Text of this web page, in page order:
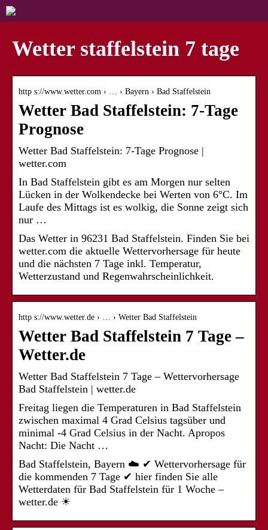
Wetter staffelstein 7 tage
http s://www.wetter.com › … › Bayern › Bad Staffelstein
Wetter Bad Staffelstein: 7-Tage
Prognose
Wetter Bad Staffelstein: 7-Tage Prognose |
wetter.com
In Bad Staffelstein gibt es am Morgen nur selten
Lücken in der Wolkendecke bei Werten von 6°C. Im
Laufe des Mittags ist es wolkig, die Sonne zeigt sich
nur …
Das Wetter in 96231 Bad Staffelstein. Finden Sie bei
wetter.com die aktuelle Wettervorhersage für heute
und die nächsten 7 Tage inkl. Temperatur,
Wetterzustand und Regenwahrscheinlichkeit.
http s://www.wetter.de › … › Wetter Bad Staffelstein
Wetter Bad Staffelstein 7 Tage –
Wetter.de
Wetter Bad Staffelstein 7 Tage – Wettervorhersage
Bad Staffelstein | wetter.de
Freitag liegen die Temperaturen in Bad Staffelstein
zwischen maximal 4 Grad Celsius tagsüber und
minimal -4 Grad Celsius in der Nacht. Apropos
Nacht: Die Nacht …
Bad Staffelstein, Bayern ☁️ ✔ Wettervorhersage für
die kommenden 7 Tage ✔ hier finden Sie alle
Wetterdaten für Bad Staffelstein für 1 Woche –
wetter.de ☀